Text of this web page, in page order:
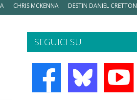
CHRIS MCKENNA DESTIN DANIEL CRETTON
SEGUICI SU